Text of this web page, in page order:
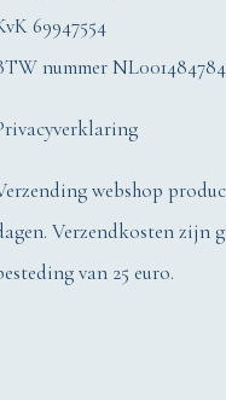
69947554
nummer
webshop
Verzendkosten zijn
van 25 euro.